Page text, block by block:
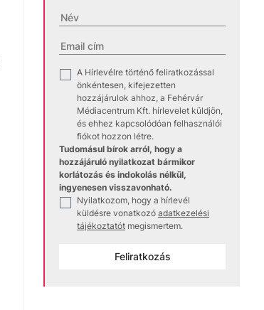
A Hírlevélre történő feliratkozással
önkéntesen, kifejezetten
hozzájárulok ahhoz, a Fehérvár
Médiacentrum Kft. hírlevelet küldjön,
és ehhez kapcsolódóan felhasználói
fiókot hozzon létre.
Tudomásul bírok arról, hogy a
hozzájáruló nyilatkozat bármikor
korlátozás és indokolás nélkül,
ingyenesen visszavonható.
Nyilatkozom, hogy a hírlevél
küldésre vonatkozó adatkezelési
tájékoztatót megismertem.
Feliratkozás